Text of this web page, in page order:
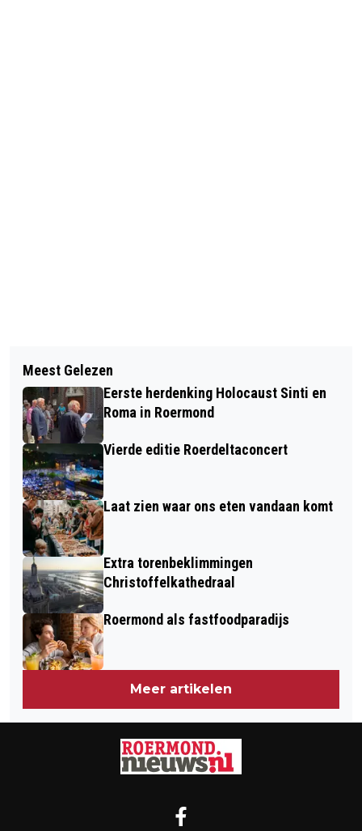
GILDE OPLEIDINGEN OPENT NIEUWE
ONDERWIJSLOCATIE AAN DE
MARATHONLAAN IN ROERMOND
MINDER FAILLISSEMENTEN IN 2025,
MAAR NIET IN LIMBURG
Meest Gelezen
Eerste herdenking Holocaust Sinti en
Roma in Roermond
Vierde editie Roerdeltaconcert
Laat zien waar ons eten vandaan komt
Extra torenbeklimmingen
Christoffelkathedraal
Roermond als fastfoodparadijs
Meer artikelen